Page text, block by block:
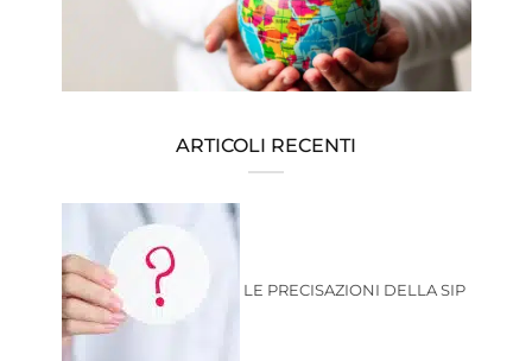
ARTICOLI RECENTI
LE PRECISAZIONI DELLA SIP